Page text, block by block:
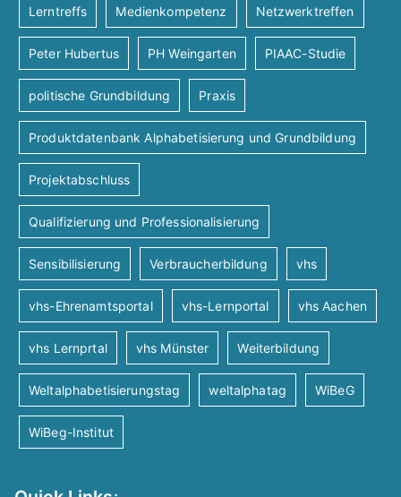
Lerntreffs Medienkompetenz Netzwerktreffen
Peter Hubertus PH Weingarten PIAAC-Studie
politische Grundbildung Praxis
Produktdatenbank Alphabetisierung und Grundbildung
Projektabschluss
Qualifizierung und Professionalisierung
Sensibilisierung Verbraucherbildung vhs
vhs-Ehrenamtsportal vhs-Lernportal vhs Aachen
vhs Lernprtal vhs Münster Weiterbildung
Weltalphabetisierungstag weltalphatag WiBeG
WiBeg-Institut